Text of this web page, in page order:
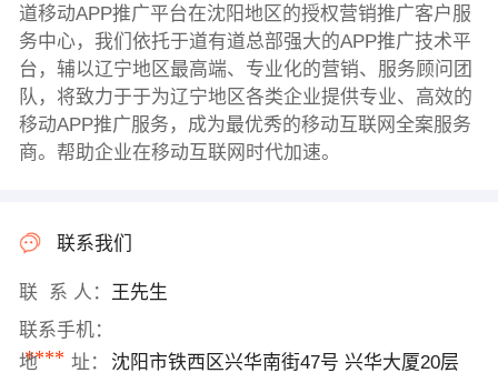
道移动APP推广平台在沈阳地区的授权营销推广客户服
务中心，我们依托于道有道总部强大的APP推广技术平
台，辅以辽宁地区最高端、专业化的营销、服务顾问团
队，将致力于于为辽宁地区各类企业提供专业、高效的
移动APP推广服务，成为最优秀的移动互联网全案服务
商。帮助企业在移动互联网时代加速。
联系我们
联 系 人： 王先生
联系手机：
****
地 址： 沈阳市铁西区兴华南街47号 兴华大厦20层